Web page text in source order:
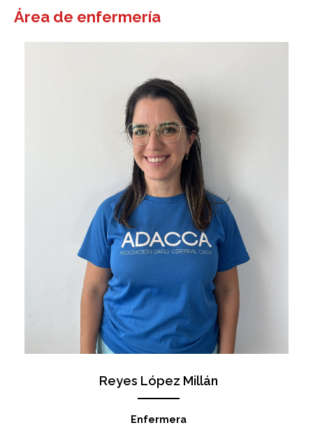
Área de enfermería
Reyes López Millán
Enfermera